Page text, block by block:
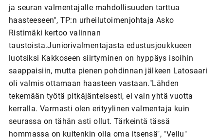
ja seuran valmentajalle mahdollisuuden tarttua
haasteeseen", TP:n urheilutoimenjohtaja Asko
Ristimäki kertoo valinnan
taustoista.Juniorivalmentajasta edustusjoukkueen
luotsiksi Kakkoseen siirtyminen on hyppäys isoihin
saappaisiin, mutta pienen pohdinnan jälkeen Latosaari
oli valmis ottamaan haasteen vastaan."Lähden
tekemään työtä pitkäjänteisesti, ei vain yhtä vuotta
kerralla. Varmasti olen erityylinen valmentaja kuin
seurassa on tähän asti ollut. Tärkeintä tässä
hommassa on kuitenkin olla oma itsensä", "Vellu"